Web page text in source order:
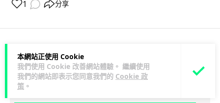
本網站正使用 Cookie
我們使用 Cookie 改善網站體驗。 繼續使用
我們的網站即表示您同意我們的 Cookie 政
策 。
1 分享
應用軟件 應用軟件
藍骨 1 日